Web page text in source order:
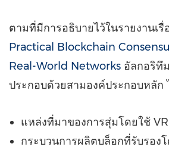
ตามที่มีการอธิบายไว้ในรายงานเรื่
Practical Blockchain
Real-World Networks อัลกอริทึ
ประกอบด้วยสามองค์ประกอบหลัก
แหล่งที่มาของการสุ่มโดยใช้
กระบวนการผลิตบล็อกที่รับรอง